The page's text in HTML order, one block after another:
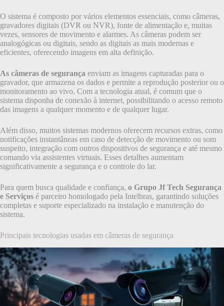
O sistema é composto por vários elementos essenciais, como câmeras,
gravadores digitais (DVR ou NVR), fonte de alimentação e, muitas
vezes, sensores de movimento e alarmes. As câmeras podem ser
analogógicas ou digitais, sendo as digitais as mais modernas e
eficientes, oferecendo imagens em alta definição.
As câmeras de segurança enviam as imagens capturadas para o
gravador, que armazena os dados e permite a reprodução posterior ou o
monitoramento ao vivo. Com a tecnologia atual, é comum que o
sistema disponha de conexão à internet, possibilitando o acesso remoto
das imagens a qualquer momento e de qualquer lugar.
Além disso, muitos sistemas modernos oferecem recursos extras, como
notificações instantâneas em caso de detecção de movimento ou som
suspeito, integração com outros dispositivos de segurança e até mesmo
comando via assistentes virtuais. Esses detalhes aumentam
significativamente a segurança e o controle do lar.
Para quem busca qualidade e confiança, o Grupo Jf Tech Segurança
e Serviços é parceiro homologado pela Intelbras, garantindo soluções
completas e suporte especializado na instalação e manutenção do
sistema.
Principais tecnologias usadas em câmeras de segurança